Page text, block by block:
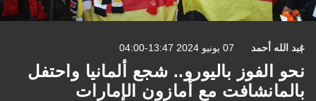
عبد الله أحمد 07 يونيو 2024 13:47-04:00
نحو الفوز باليورو.. شجع ألمانيا واحتفل
بالمانشافت مع أمازون الإمارات